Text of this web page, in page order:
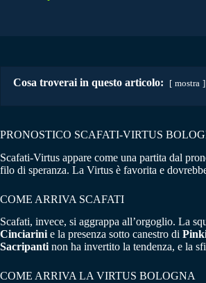
Cosa troverai in questo articolo: mostra
PRONOSTICO SCAFATI-VIRTUS
Scafati-Virtus appare come una partita dal
filo di speranza. La Virtus è favorita e
COME ARRIVA SCAFATI
Scafati, invece, si aggrappa all’orgoglio. La
Cinciarinie la presenza sotto canestro di
Sacripantinon ha invertito la tendenza, e la
COME ARRIVA LA VIRTUS BOLOGNA